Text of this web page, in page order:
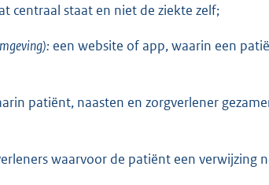
centraal staat en niet de ziekte zelf;
een website of app, waarin een
patiënt, naasten en zorgverlener
waarvoor de patiënt een verwijzing